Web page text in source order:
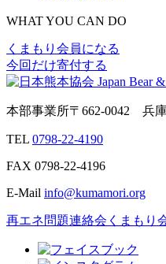
WHAT YOU CAN DO
くまもり会員になる
今回だけ寄付する
本部事業所〒662-0042 兵
TEL 0798-22-4190
FAX 0798-22-4196
E-Mail info@kumamori.org
再エネ問題連絡会 くまもり